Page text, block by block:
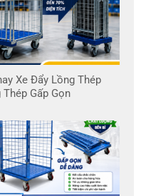
Xe Đẩy Lồng Thép
Gấp Gọn